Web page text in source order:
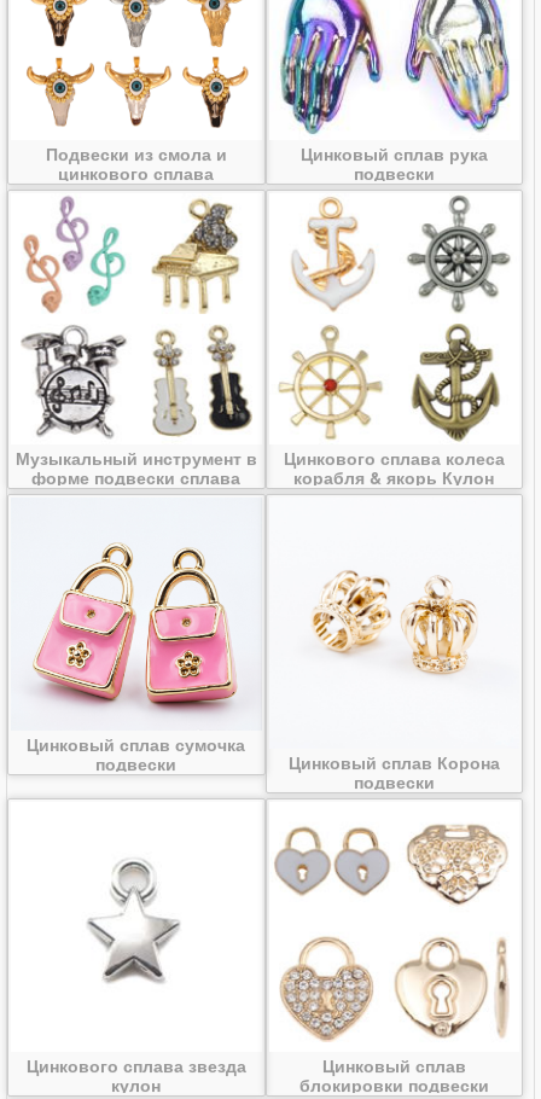
Подвески из смола и
цинкового сплава
Цинковый сплав рука
подвески
Музыкальный инструмент в
форме подвески сплава
цинка
Цинкового сплава колеса
корабля & якорь Кулон
Цинковый сплав сумочка
подвески
Цинковый сплав Корона
подвески
Цинкового сплава звезда
кулон
Цинковый сплав
блокировки подвески